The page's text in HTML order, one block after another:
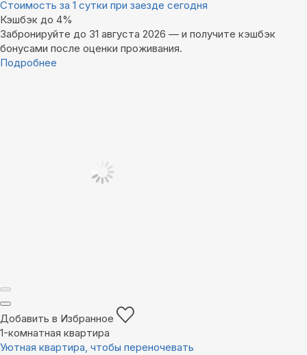
Стоимость за 1 сутки при заезде сегодня
Кэшбэк до 4%
Забронируйте до 31 августа 2026 — и получите кэшбэк
бонусами после оценки проживания.
Подробнее
Добавить в Избранное
1-комнатная квартира
Уютная квартира, чтобы переночевать